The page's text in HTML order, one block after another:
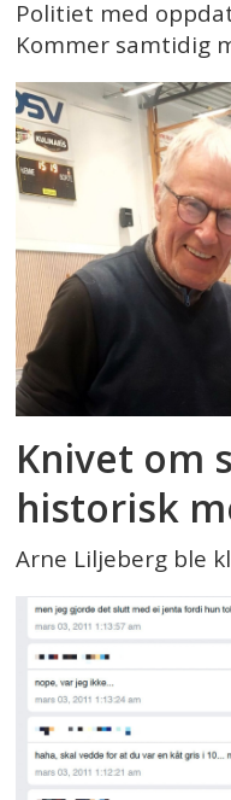
Politiet med
Kommer samtidig
Knivet om
historisk
Arne Liljeberg ble